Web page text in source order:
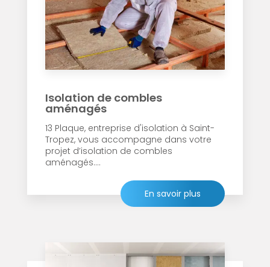
Isolation de combles
aménagés
13 Plaque, entreprise d'isolation à Saint-
Tropez, vous accompagne dans votre
projet d’isolation de combles
aménagés....
En savoir plus